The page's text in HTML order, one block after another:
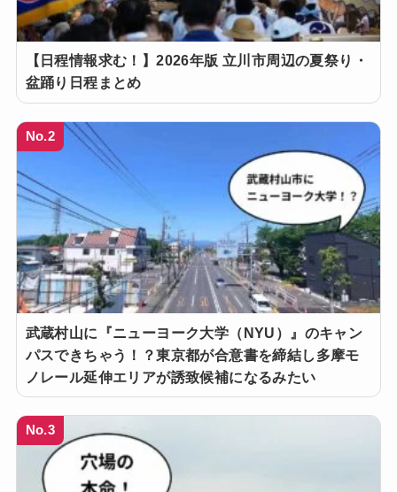
【日程情報求む！】2026年版 立川市周辺の夏祭り・
盆踊り日程まとめ
No.2
武蔵村山に『ニューヨーク大学（NYU）』のキャン
パスできちゃう！？東京都が合意書を締結し多摩モ
ノレール延伸エリアが誘致候補になるみたい
No.3